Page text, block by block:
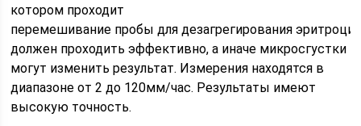
котором проходит
перемешивание пробы для дезагрегирования
должен проходить эффективно, а иначе микросгустки
могут изменить результат. Измерения находятся в
диапазоне от 2 до 120мм/час. Результаты имеют
высокую точность.